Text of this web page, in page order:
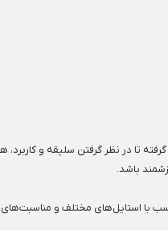
تا در نظر گرفتن سلیقه و
باشد.
با استایل‌های مختلف و